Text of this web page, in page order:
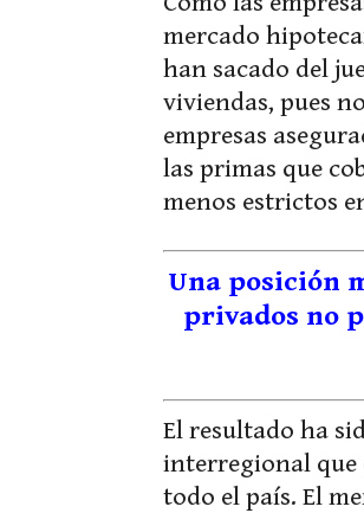
mercado
han sacado del
viviendas, pues
empresas
las primas que
menos estrictos
Una posición
privados no
El resultado ha
interregional que
todo el país. El